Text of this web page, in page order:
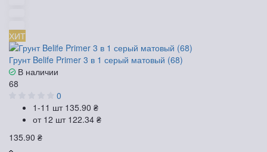
ХИТ
Грунт Belife Primer 3 в 1 серый матовый (68)
В наличии
68
0
1-11 шт 135.90 ₴
от 12 шт 122.34 ₴
135.90 ₴